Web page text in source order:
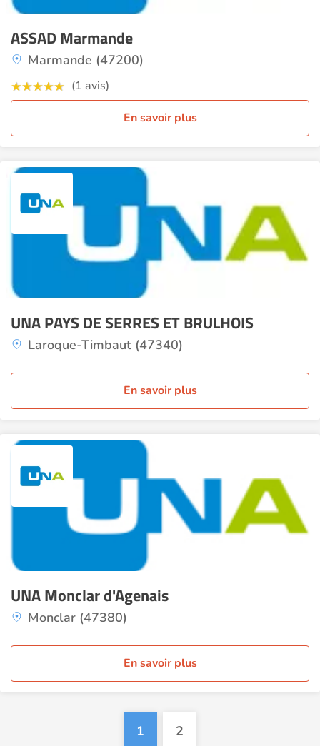
ASSAD Marmande
Marmande (47200)
(1 avis)
En savoir plus
UNA PAYS DE SERRES ET BRULHOIS
Laroque-Timbaut (47340)
En savoir plus
UNA Monclar d'Agenais
Monclar (47380)
En savoir plus
1 2